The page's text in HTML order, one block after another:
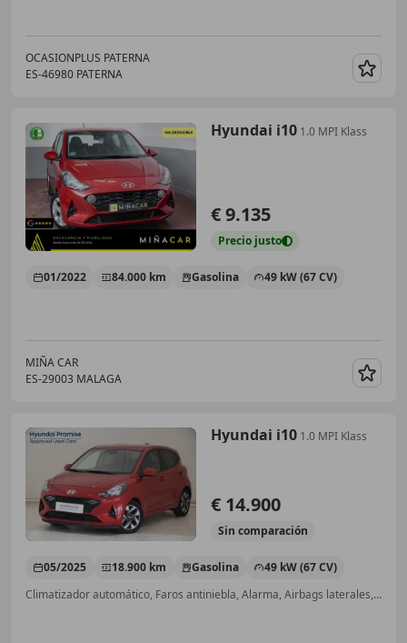
OCASIONPLUS PATERNA
ES-46980 PATERNA
Hyundai i10 1.0 MPI Klass
€ 9.135
Precio justo
01/2022 84.000 km Gasolina 49 kW (67 CV)
MIÑA CAR
ES-29003 MALAGA
Hyundai i10 1.0 MPI Klass
€ 14.900
Sin comparación
05/2025 18.900 km Gasolina
49 kW (67 CV)
Climatizador automático, Faros antiniebla, Alarma, Airbags laterales, USB, Cierre centralizado, Control de tracción